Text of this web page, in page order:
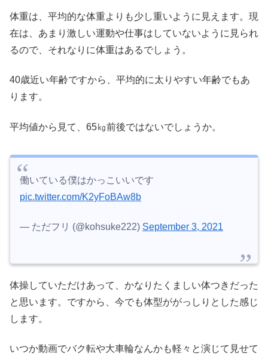
体重は、平均的な体重よりも少し重いように見えます。現
在は、あまり激しい運動や仕事はしていないように見られ
るので、それなりに体重はあるでしょう。
40歳近い年齢ですから、平均的に太りやすい年齢でもあ
ります。
平均値から見て、65㎏前後ではないでしょうか。
働いている僕はかっこいいです
pic.twitter.com/K2yFoBAw8b
— ただフリ (@kohsuke222) September 3, 2021
体操していただけあって、かなりたくましい体つきだった
と思います。ですから、今でも体型ががっしりとした感じ
します。
いつか動画でバク転や大車輪なんかも軽々と演じて見せて